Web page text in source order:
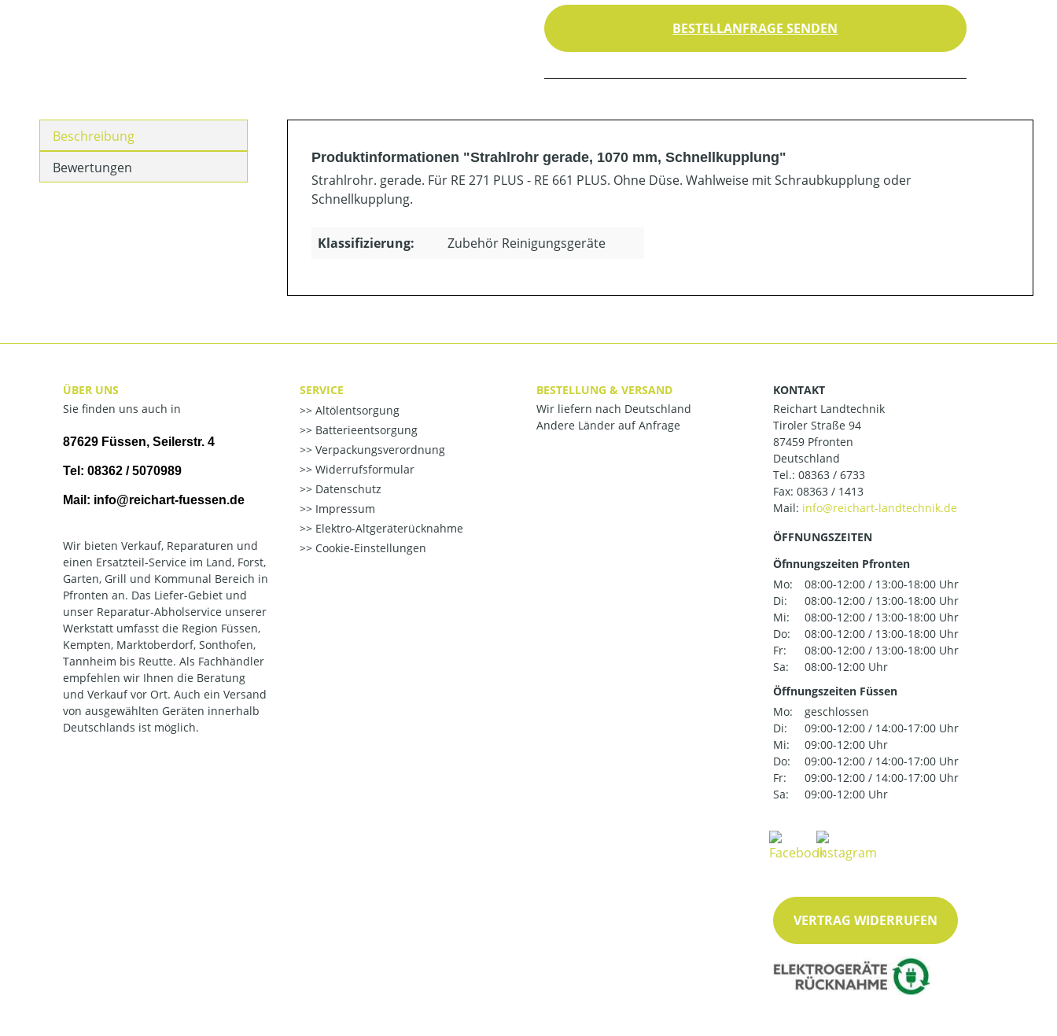
BESTELLANFRAGE SENDEN
Beschreibung
Bewertungen
Produktinformationen "Strahlrohr gerade, 1070 mm, Schnellkupplung"
Strahlrohr. gerade. Für RE 271 PLUS - RE 661 PLUS. Ohne Düse. Wahlweise mit Schraubkupplung oder
Schnellkupplung.
Klassifizierung: Zubehör Reinigungsgeräte
ÜBER UNS
Sie finden uns auch in
87629 Füssen, Seilerstr. 4
Tel: 08362 / 5070989
Mail: info@reichart-fuessen.de
Wir bieten Verkauf, Reparaturen und
einen Ersatzteil-Service im Land, Forst,
Garten, Grill und Kommunal Bereich in
Pfronten an. Das Liefer-Gebiet und
unser Reparatur-Abholservice unserer
Werkstatt umfasst die Region Füssen,
Kempten, Marktoberdorf, Sonthofen,
Tannheim bis Reutte. Als Fachhändler
empfehlen wir Ihnen die Beratung
und Verkauf vor Ort. Auch ein Versand
von ausgewählten Geräten innerhalb
Deutschlands ist möglich.
SERVICE
Altölentsorgung
Batterieentsorgung
Verpackungsverordnung
Widerrufsformular
Datenschutz
Impressum
Elektro-Altgeräterücknahme
Cookie-Einstellungen
BESTELLUNG & VERSAND
Wir liefern nach Deutschland
Andere Länder auf Anfrage
KONTAKT
Reichart Landtechnik
Tiroler Straße 94
87459 Pfronten
Deutschland
Tel.: 08363 / 6733
Fax: 08363 / 1413
Mail:
ÖFFNUNGSZEITEN
Öfnnungszeiten Pfronten
Mo:
08:00-12:00 / 13:00-18:00 Uhr
Di:
08:00-12:00 / 13:00-18:00 Uhr
Mi:
08:00-12:00 / 13:00-18:00 Uhr
Do:
08:00-12:00 / 13:00-18:00 Uhr
Fr:
08:00-12:00 / 13:00-18:00 Uhr
Sa:
08:00-12:00 Uhr
Öffnungszeiten Füssen
Mo:
geschlossen
Di:
09:00-12:00 / 14:00-17:00 Uhr
Mi:
09:00-12:00 Uhr
Do:
09:00-12:00 / 14:00-17:00 Uhr
Fr:
09:00-12:00 / 14:00-17:00 Uhr
Sa:
09:00-12:00 Uhr
VERTRAG WIDERRUFEN